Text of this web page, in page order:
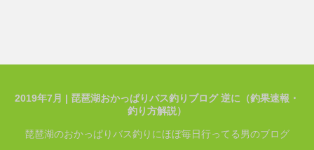
2019年7月 | 琵琶湖おかっぱりバス釣りブログ 逆に（釣果速報・
釣り方解説）
琵琶湖のおかっぱりバス釣りにほぼ毎日行ってる男のブログ